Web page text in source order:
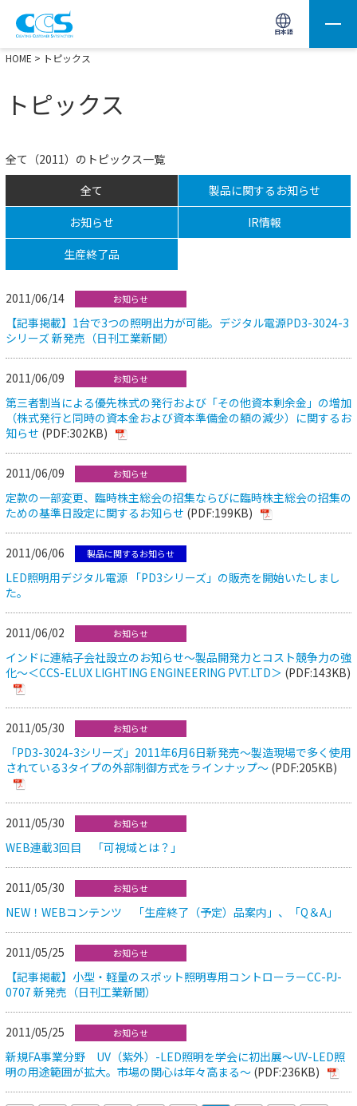
日本語
画像処理用の製品検索 サイト内検索(Enterで実行)
HOME > トピックス
トピックス
全て（2011）のトピックス一覧
全て
製品に関するお知らせ
お知らせ
IR情報
生産終了品
2011/06/14 お知らせ
【記事掲載】1台で3つの照明出力が可能。デジタル電源PD3-3024-3
シリーズ 新発売（日刊工業新聞）
2011/06/09 お知らせ
第三者割当による優先株式の発行および「その他資本剰余金」の増加
（株式発行と同時の資本金および資本準備金の額の減少）に関するお
知らせ (PDF:302KB)
2011/06/09 お知らせ
定款の一部変更、臨時株主総会の招集ならびに臨時株主総会の招集の
ための基準日設定に関するお知らせ (PDF:199KB)
2011/06/06 製品に関するお知らせ
LED照明用デジタル電源 「PD3シリーズ」の販売を開始いたしまし
た。
2011/06/02 お知らせ
インドに連結子会社設立のお知らせ～製品開発力とコスト競争力の強
化～＜CCS-ELUX LIGHTING ENGINEERING PVT.LTD＞ (PDF:143KB)
2011/05/30 お知らせ
「PD3-3024-3シリーズ」2011年6月6日新発売～製造現場で多く使用
されている3タイプの外部制御方式をラインナップ～ (PDF:205KB)
2011/05/30 お知らせ
WEB連載3回目 「可視域とは？」
2011/05/30 お知らせ
NEW！WEBコンテンツ 「生産終了（予定）品案内」、「Q＆A」
2011/05/25 お知らせ
【記事掲載】小型・軽量のスポット照明専用コントローラーCC-PJ-
0707 新発売（日刊工業新聞）
2011/05/25 お知らせ
新規FA事業分野 UV（紫外）-LED照明を学会に初出展～UV-LED照
明の用途範囲が拡大。市場の関心は年々高まる～ (PDF:236KB)